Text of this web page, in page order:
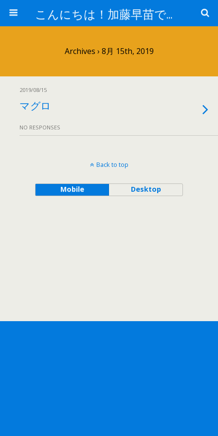
こんにちは！加藤早苗です。
Archives › 8月 15th, 2019
2019/08/15
マグロ
NO RESPONSES
Back to top
Mobile Desktop